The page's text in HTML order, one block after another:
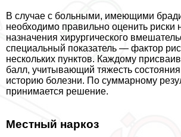
В случае с больными, имеющими
необходимо правильно оценить риски
назначения хирургического
специальный показатель — фактор
нескольких пунктов. Каждому
балл, учитывающий тяжесть
историю болезни. По суммарному
принимается решение.
Местный наркоз